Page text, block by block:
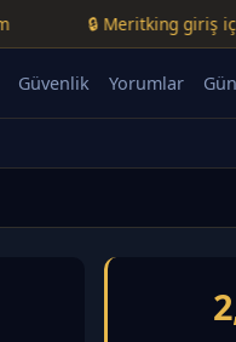
🔒 Meritking giriş için
Güvenlik Yorumlar